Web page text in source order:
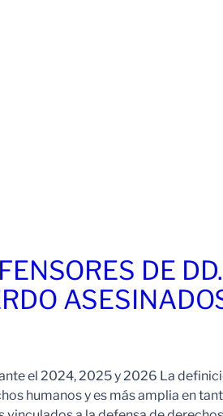
DE
el 2024, 2025 y 2026 La
humanos y es más amplia en